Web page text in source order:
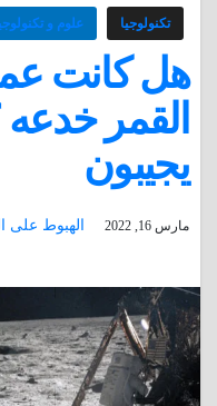
تكنولوجيا علوم و
هل كانت
القمر خدعه
يجيبون
مارس 16, 2022 الهبوط على